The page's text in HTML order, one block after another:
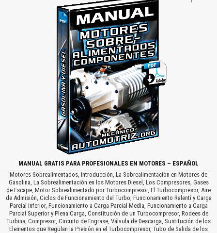
MANUAL GRATIS PARA PROFESIONALES EN MOTORES – ESPAÑOL
Motores Sobrealimentados, Introducción, La Sobrealimentación en Motores de
Gasolina, La Sobrealimentación en los Motores Diesel, Los Compresores, Gases
de Escape, Motor Sobrealimentado por Turbocompresor, El Turbocompresor, Aire
de Admisión, Ciclos de Funcionamiento del Turbo, Funcionamiento Ralentí y Carga
Parcial Inferior, Funcionamiento a Carga Parcial Media, Funcionamiento a Carga
Parcial Superior y Plena Carga, Constitución de un Turbocompresor, Rodees de
Turbina, Compresor, Circuito de Engrase, Válvula de Descarga, Sustitución de los
Elementos que Regulan la Presión en el Turbocompresor, Tubo de Salida de los